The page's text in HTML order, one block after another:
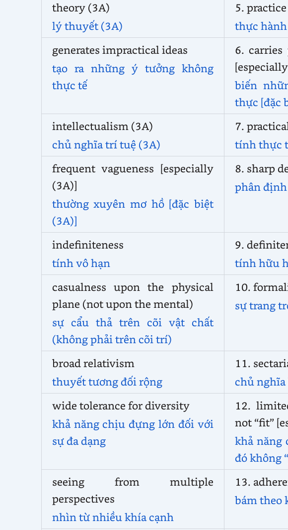
theory (3A)
lý thuyết (3A)
5. practice
thực hành
generates impractical ideas
tạo ra những ý tưởng không
thực tế
6. carries
biến
thực [đặc
intellectualism (3A)
chủ nghĩa trí tuệ (3A)
7.
tính thực
frequent vagueness [especially
(3A)]
thường xuyên mơ hồ [đặc biệt
(3A)]
8. sharp
phân
indefiniteness
tính vô hạn
9.
tính hữu
casualness upon the physical
plane (not upon the mental)
sự cẩu thả trên cõi vật chất
(không phải trên cõi trí)
10.
sự trang
broad relativism
thuyết tương đối rộng
11.
chủ nghĩa
wide tolerance for diversity
khả năng chịu đựng lớn đối với
sự đa dạng
12.
not “fit”
khả năng
đó không
seeing from multiple
perspectives
nhìn từ nhiều khía cạnh
13.
bám theo